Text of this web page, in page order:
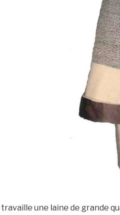
une laine de grande